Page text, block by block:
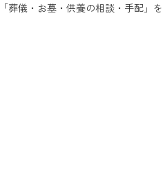
葬儀・お墓・供養の相談・手配」